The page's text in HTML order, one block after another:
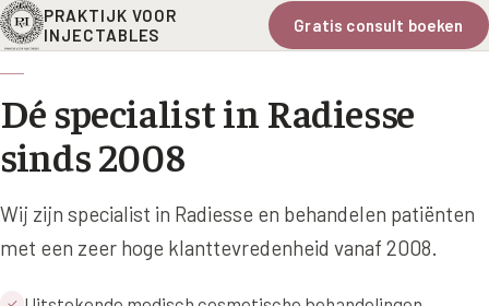
PRAKTIJK VOOR
INJECTABLES
Gratis consult boeken
Dé specialist in Radiesse
sinds 2008
Wij zijn specialist in Radiesse en behandelen patiënten
met een zeer hoge klanttevredenheid vanaf 2008.
✓